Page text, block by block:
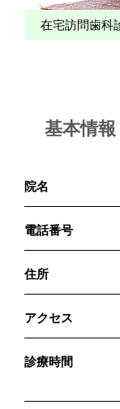
在宅訪問歯科
基本情報
院名
電話番号
住所
アクセス
診療時間